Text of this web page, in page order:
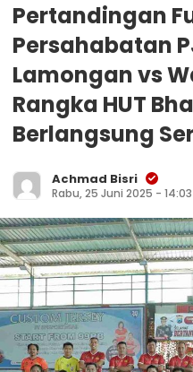
Pertandingan
Persahabatan
Lamongan vs
Rangka HUT
Berlangsung
Achmad Bisri
Rabu, 25 Juni 2025 - 14:03